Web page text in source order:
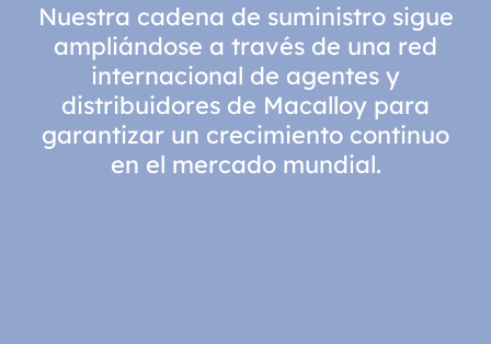
Nuestra cadena de suministro sigue
ampliándose a través de una red
internacional de agentes y
distribuidores de Macalloy para
garantizar un crecimiento continuo
en el mercado mundial.